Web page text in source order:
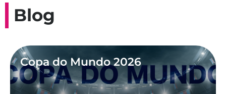
Blog
Copa do Mundo 2026